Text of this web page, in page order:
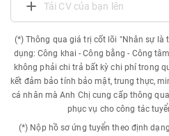
Tải CV của bạn lên
(*) Thông qua giá trị cốt lõi "Nhân sự là
dụng: Công khai - Công bằng - Công
không phải chi trả bất kỳ chi phí trong
kết đảm bảo tính bảo mật, trung thực,
cá nhân mà Anh Chị cung cấp thông
phục vụ cho công tác
(*) Nộp hồ sơ ứng tuyển theo định